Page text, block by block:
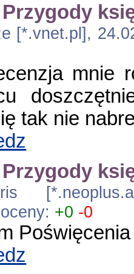
[*.vnet.pl],
mnie
tak nie
+0 -0